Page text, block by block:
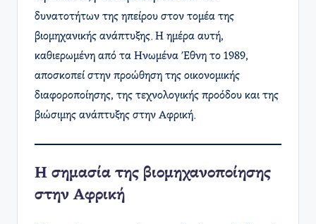
δυνατοτήτων της ηπείρου στον τομέα της
βιομηχανικής ανάπτυξης. Η ημέρα αυτή,
καθιερωμένη από τα Ηνωμένα Έθνη το 1989,
αποσκοπεί στην προώθηση της οικονομικής
διαφοροποίησης, της τεχνολογικής προόδου και της
βιώσιμης ανάπτυξης στην Αφρική.
Η σημασία της βιομηχανοποίησης
στην Αφρική